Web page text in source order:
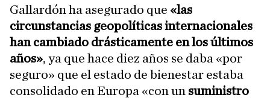
Gallardón ha asegurado que «las
circunstancias geopolíticas internacionales
han cambiado drásticamente en los últimos
años», ya que hace diez años se daba «por
seguro» que el estado de bienestar estaba
consolidado en Europa «con un suministro